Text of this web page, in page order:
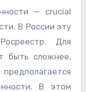
— crucial
В России эту
Для
быть сложнее,
В этом